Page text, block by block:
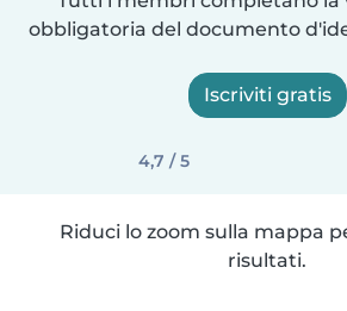
obbligatoria del documento
Iscriviti gratis
4,7 / 5
Riduci lo zoom sulla mappa
risultati.